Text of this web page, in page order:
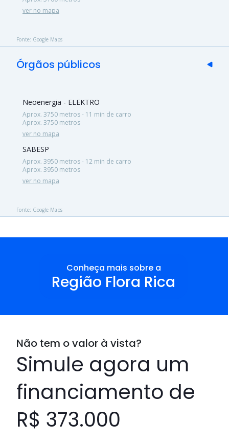
ver no mapa
Fonte: Google Maps
Órgãos públicos
Neoenergia - ELEKTRO
Aprox. 3750 metros - 11 min de carro
Aprox. 3750 metros
ver no mapa
SABESP
Aprox. 3950 metros - 12 min de carro
Aprox. 3950 metros
ver no mapa
Fonte: Google Maps
Conheça mais sobre a
Região Flora Rica
Não tem o valor à vista?
Simule agora um
financiamento de
R$ 373.000